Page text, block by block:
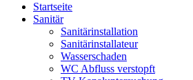
Startseite
Sanitär
Sanitärinstallation
Sanitärinstallateur
Wasserschaden
WC Abfluss verstopft